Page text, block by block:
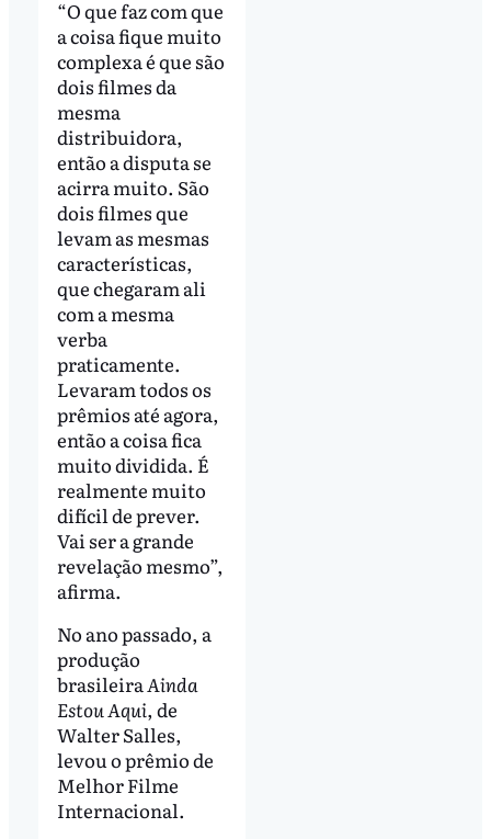
“O que faz com que
a coisa fique muito
complexa é que são
dois filmes da
mesma
distribuidora,
então a disputa se
acirra muito. São
dois filmes que
levam as mesmas
características,
que chegaram ali
com a mesma
verba
praticamente.
Levaram todos os
prêmios até agora,
então a coisa fica
muito dividida. É
realmente muito
difícil de prever.
Vai ser a grande
revelação mesmo”,
afirma.
No ano passado, a
produção
brasileiraAinda
Estou Aqui, de
Walter Salles,
levou o prêmio de
Melhor Filme
Internacional.